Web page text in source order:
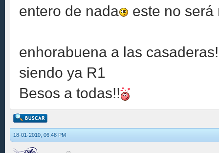
entero de nada
este no será
enhorabuena a las
siendo ya R1
Besos a todas!!
18-01-2010, 06:48 PM